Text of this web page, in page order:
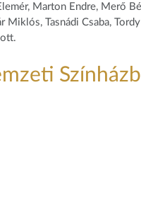
Marton Endre, Merő
Tasnádi Csaba,